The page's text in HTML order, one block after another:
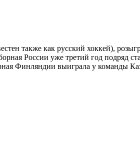
также как русский хоккей),
России уже третий год подряд
Финляндии выиграла у команды